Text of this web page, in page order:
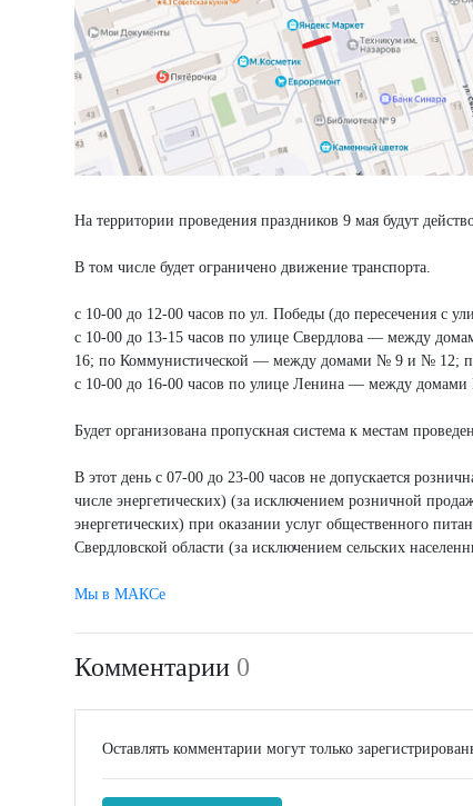
На территории проведения праздников 9 мая будут
В том числе будет ограничено движение транспорта.
с 10-00 до 12-00 часов по ул. Победы (до пересечения с
с 10-00 до 13-15 часов по улице Свердлова — между
16; по Коммунистической — между домами № 9 и № 12;
с 10-00 до 16-00 часов по улице Ленина — между
Будет организована пропускная система к местам
В этот день с 07-00 до 23-00 часов не допускается
числе энергетических) (за исключением розничной
энергетических) при оказании услуг общественного
Свердловской области (за исключением сельских
Мы в МАКСе
Комментарии 0
Оставлять комментарии могут только